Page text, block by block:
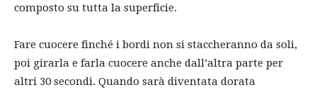
composto su tutta la superficie.
Fare cuocere finché i bordi non si staccheranno da soli,
poi girarla e farla cuocere anche dall’altra parte per
altri 30 secondi. Quando sarà diventata dorata